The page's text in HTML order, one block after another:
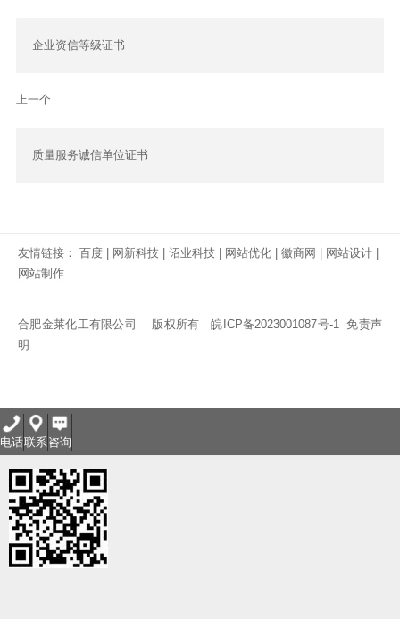
企业资信等级证书
上一个
质量服务诚信单位证书
友情链接： 百度 网新科技 诏业科技 网站优化 徽商网 网站设计
网站制作
合肥金莱化工有限公司 版权所有皖ICP备2023001087号-1 免责声
明
电话联系咨询